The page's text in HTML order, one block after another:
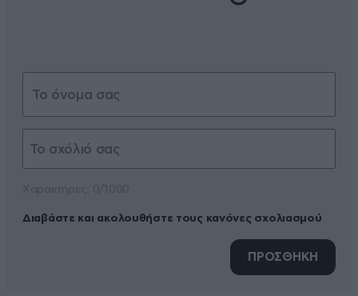
Διαβάστε και ακολουθήστε τους κανόνες σχολιασμού
ΠΡΟΣΘΗΚΗ